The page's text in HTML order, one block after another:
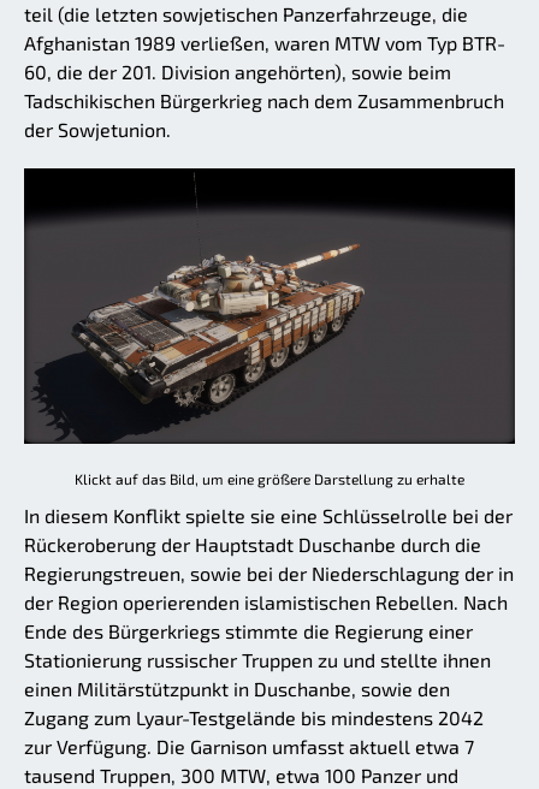
teil (die letzten sowjetischen Panzerfahrzeuge, die
Afghanistan 1989 verließen, waren MTW vom Typ BTR-
60, die der 201. Division angehörten), sowie beim
Tadschikischen Bürgerkrieg nach dem Zusammenbruch
der Sowjetunion.
Klickt auf das Bild, um eine größere Darstellung zu erhalte
In diesem Konflikt spielte sie eine Schlüsselrolle bei der
Rückeroberung der Hauptstadt Duschanbe durch die
Regierungstreuen, sowie bei der Niederschlagung der in
der Region operierenden islamistischen Rebellen. Nach
Ende des Bürgerkriegs stimmte die Regierung einer
Stationierung russischer Truppen zu und stellte ihnen
einen Militärstützpunkt in Duschanbe, sowie den
Zugang zum Lyaur-Testgelände bis mindestens 2042
zur Verfügung. Die Garnison umfasst aktuell etwa 7
tausend Truppen, 300 MTW, etwa 100 Panzer und